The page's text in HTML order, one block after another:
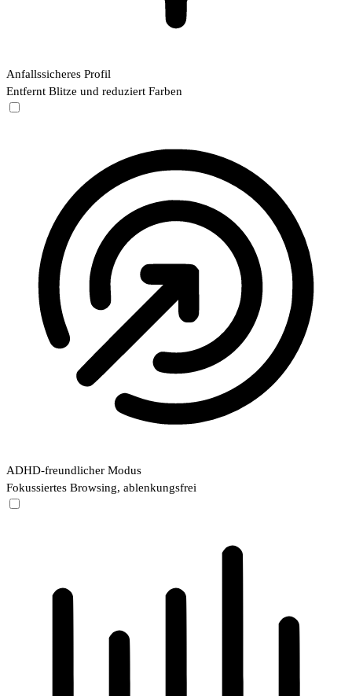
Anfallssicheres Profil
Entfernt Blitze und reduziert Farben
ADHD-freundlicher Modus
Fokussiertes Browsing, ablenkungsfrei